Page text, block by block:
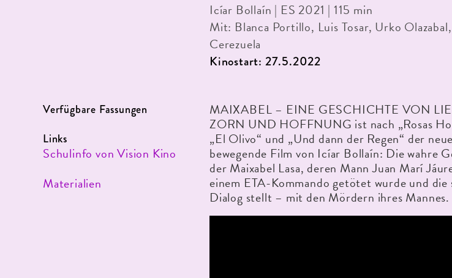
Icíar Bollaín | ES 2021 | 115 min
Mit: Blanca Portillo, Luis Tosar, Urko
Cerezuela
Kinostart: 27.5.2022
Verfügbare Fassungen
Links
Schulinfo von Vision Kino
Materialien
MAIXABEL – EINE GESCHICHTE VON
ZORN UND HOFFNUNG ist nach „Rosas
„El Olivo“ und „Und dann der Regen“ der
bewegende Film von Icíar Bollaín: Die wahre
der Maixabel Lasa, deren Mann Juan Marí
einem ETA-Kommando getötet wurde und die
Dialog stellt – mit den Mördern ihres Mannes.